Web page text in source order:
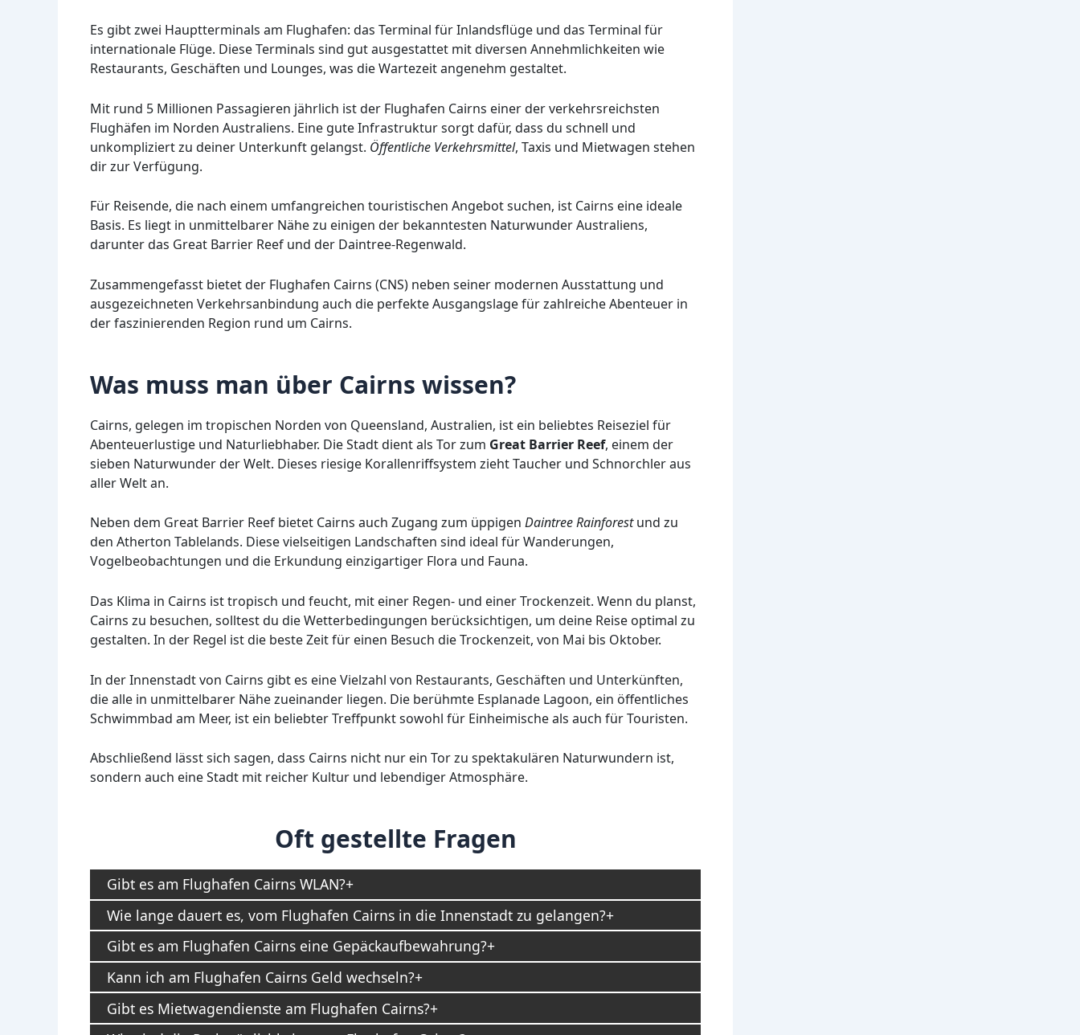
Es gibt zwei Hauptterminals am Flughafen: das Terminal für Inlandsflüge und das Terminal für
internationale Flüge. Diese Terminals sind gut ausgestattet mit diversen Annehmlichkeiten wie
Restaurants, Geschäften und Lounges, was die Wartezeit angenehm gestaltet.
Mit rund 5 Millionen Passagieren jährlich ist der Flughafen Cairns einer der verkehrsreichsten
Flughäfen im Norden Australiens. Eine gute Infrastruktur sorgt dafür, dass du schnell und
unkompliziert zu deiner Unterkunft gelangst. Öffentliche Verkehrsmittel, Taxis und Mietwagen stehen
dir zur Verfügung.
Für Reisende, die nach einem umfangreichen touristischen Angebot suchen, ist Cairns eine ideale
Basis. Es liegt in unmittelbarer Nähe zu einigen der bekanntesten Naturwunder Australiens,
darunter das Great Barrier Reef und der Daintree-Regenwald.
Zusammengefasst bietet der Flughafen Cairns (CNS) neben seiner modernen Ausstattung und
ausgezeichneten Verkehrsanbindung auch die perfekte Ausgangslage für zahlreiche Abenteuer in
der faszinierenden Region rund um Cairns.
Was muss man über Cairns wissen?
Cairns, gelegen im tropischen Norden von Queensland, Australien, ist ein beliebtes Reiseziel für
Abenteuerlustige und Naturliebhaber. Die Stadt dient als Tor zum Great Barrier Reef, einem der
sieben Naturwunder der Welt. Dieses riesige Korallenriffsystem zieht Taucher und Schnorchler aus
aller Welt an.
Neben dem Great Barrier Reef bietet Cairns auch Zugang zum üppigen Daintree Rainforestund zu
den Atherton Tablelands. Diese vielseitigen Landschaften sind ideal für Wanderungen,
Vogelbeobachtungen und die Erkundung einzigartiger Flora und Fauna.
Das Klima in Cairns ist tropisch und feucht, mit einer Regen- und einer Trockenzeit. Wenn du planst,
Cairns zu besuchen, solltest du die Wetterbedingungen berücksichtigen, um deine Reise optimal zu
gestalten. In der Regel ist die beste Zeit für einen Besuch die Trockenzeit, von Mai bis Oktober.
In der Innenstadt von Cairns gibt es eine Vielzahl von Restaurants, Geschäften und Unterkünften,
die alle in unmittelbarer Nähe zueinander liegen. Die berühmte Esplanade Lagoon, ein öffentliches
Schwimmbad am Meer, ist ein beliebter Treffpunkt sowohl für Einheimische als auch für Touristen.
Abschließend lässt sich sagen, dass Cairns nicht nur ein Tor zu spektakulären Naturwundern ist,
sondern auch eine Stadt mit reicher Kultur und lebendiger Atmosphäre.
Oft gestellte Fragen
Gibt es am Flughafen Cairns WLAN?
Wie lange dauert es, vom Flughafen Cairns in die Innenstadt zu gelangen?
Gibt es am Flughafen Cairns eine Gepäckaufbewahrung?
Kann ich am Flughafen Cairns Geld wechseln?
Gibt es Mietwagendienste am Flughafen Cairns?